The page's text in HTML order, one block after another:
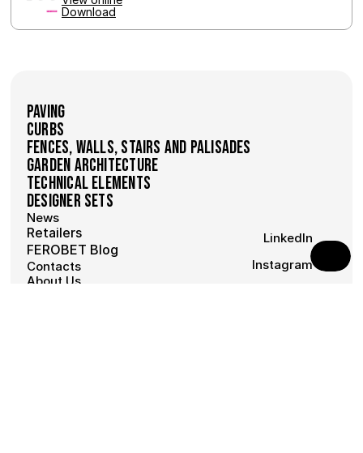
Paving
Curbs
Fences, walls, stairs and palisades
Garden Architecture
Technical Elements
Designer Sets
News
Retailers
FEROBET Blog
Contacts
About Us
LinkedIn
Instagram
Download